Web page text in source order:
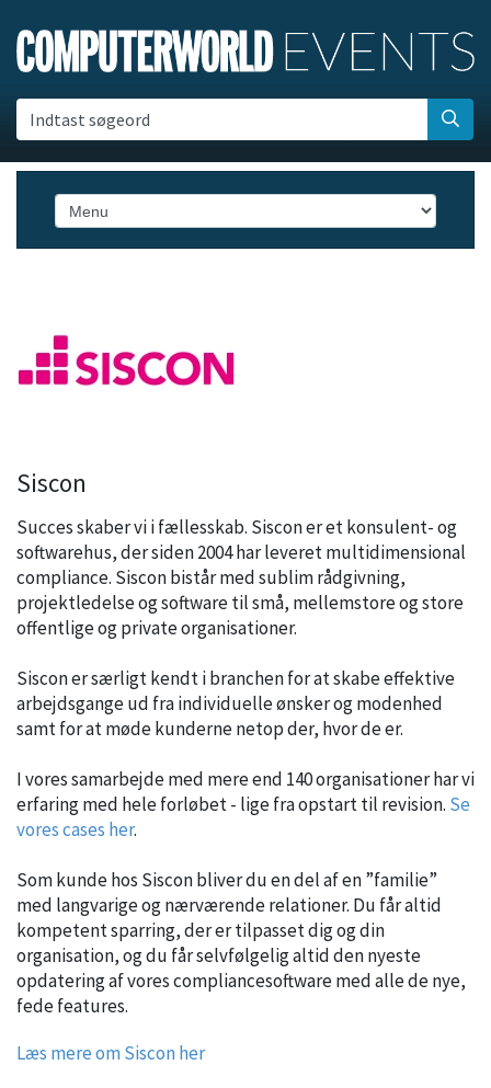
Indtast søgeord
Siscon
Succes skaber vi i fællesskab. Siscon er et konsulent- og
softwarehus, der siden 2004 har leveret multidimensional
compliance. Siscon bistår med sublim rådgivning,
projektledelse og software til små, mellemstore og store
offentlige og private organisationer.
Siscon er særligt kendt i branchen for at skabe effektive
arbejdsgange ud fra individuelle ønsker og modenhed
samt for at møde kunderne netop der, hvor de er.
I vores samarbejde med mere end 140 organisationer har vi
erfaring med hele forløbet - lige fra opstart til revision. Se
vores cases her.
Som kunde hos Siscon bliver du en del af en ”familie”
med langvarige og nærværende relationer. Du får altid
kompetent sparring, der er tilpasset dig og din
organisation, og du får selvfølgelig altid den nyeste
opdatering af vores compliancesoftware med alle de nye,
fede features.
Læs mere om Siscon her